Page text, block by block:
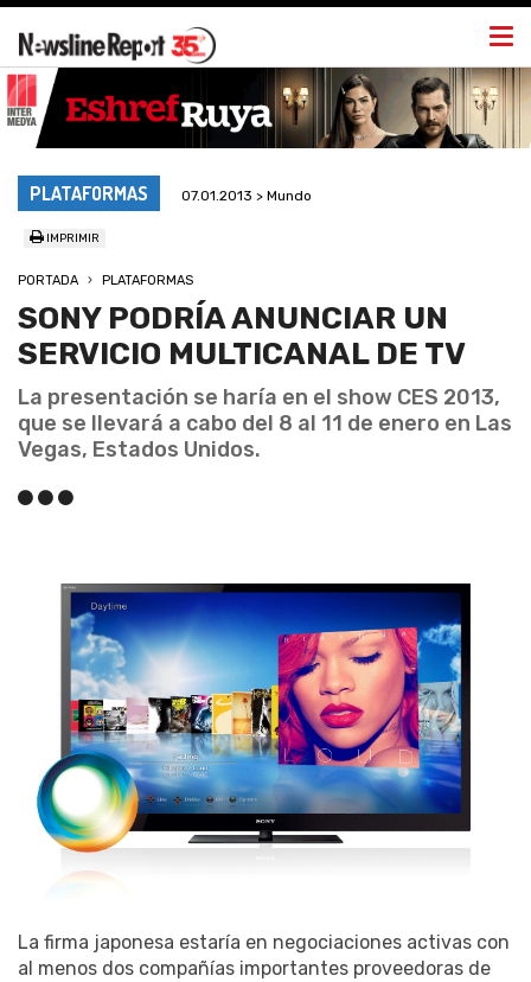
PLATAFORMAS 07.01.2013 > Mundo
IMPRIMIR
PORTADA PLATAFORMAS
SONY PODRÍA ANUNCIAR UN
SERVICIO MULTICANAL DE TV
La presentación se haría en el show CES 2013,
que se llevará a cabo del 8 al 11 de enero en Las
Vegas, Estados Unidos.
La firma japonesa estaría en negociaciones activas con
al menos dos compañías importantes proveedoras de